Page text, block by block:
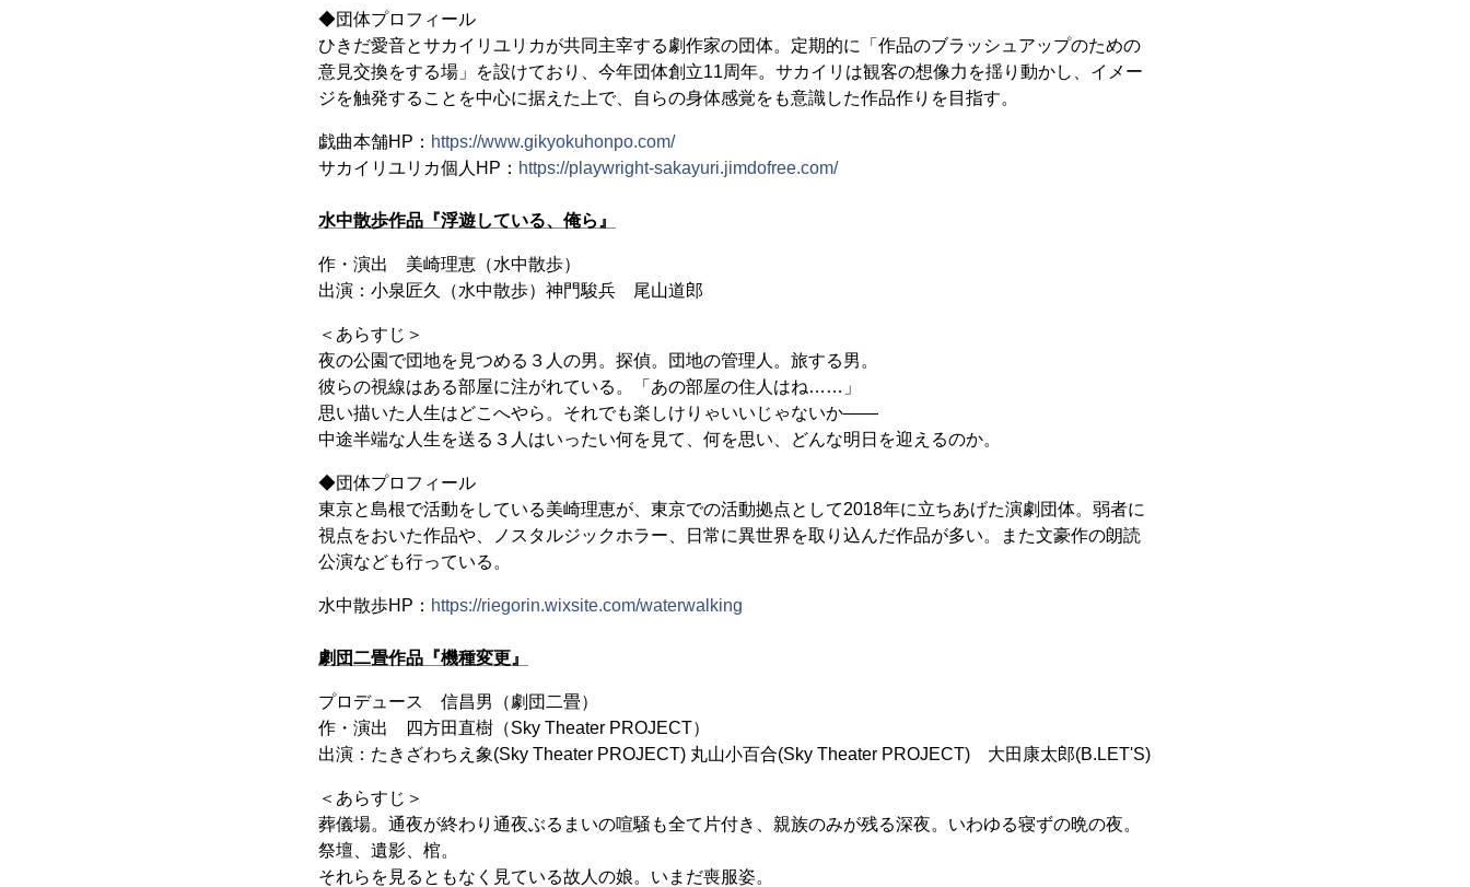
◆団体プロフィール
ひきだ愛音とサカイリユリカが共同主宰する劇作家の団体。定期的に「作品のブラッシュアップのための
意見交換をする場」を設けており、今年団体創立11周年。サカイリは観客の想像力を揺り動かし、イメー
ジを触発することを中心に据えた上で、自らの身体感覚をも意識した作品作りを目指す。
戯曲本舗HP： https://www.gikyokuhonpo.com/
サカイリユリカ個人HP： https://playwright-sakayuri.jimdofree.com/
水中散歩作品『浮遊している、俺ら』
作・演出 美崎理恵（水中散歩）
出演：小泉匠久（水中散歩）神門駿兵 尾山道郎
＜あらすじ＞
夜の公園で団地を見つめる３人の男。探偵。団地の管理人。旅する男。
彼らの視線はある部屋に注がれている。「あの部屋の住人はね……」
思い描いた人生はどこへやら。それでも楽しけりゃいいじゃないか――
中途半端な人生を送る３人はいったい何を見て、何を思い、どんな明日を迎えるのか。
◆団体プロフィール
東京と島根で活動をしている美崎理恵が、東京での活動拠点として2018年に立ちあげた演劇団体。弱者に
視点をおいた作品や、ノスタルジックホラー、日常に異世界を取り込んだ作品が多い。また文豪作の朗読
公演なども行っている。
水中散歩HP： https://riegorin.wixsite.com/waterwalking
劇団二畳作品『機種変更』
プロデュース 信昌男（劇団二畳）
作・演出 四方田直樹（Sky Theater PROJECT）
出演：たきざわちえ象(Sky Theater PROJECT) 丸山小百合(Sky Theater PROJECT) 大田康太郎(B.LET'S)
＜あらすじ＞
葬儀場。通夜が終わり通夜ぶるまいの喧騒も全て片付き、親族のみが残る深夜。いわゆる寝ずの晩の夜。
祭壇、遺影、棺。
それらを見るともなく見ている故人の娘。いまだ喪服姿。